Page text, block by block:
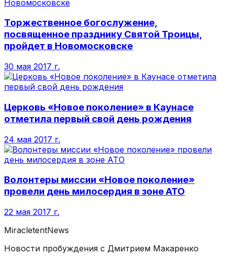
Торжественное богослужение,
посвященное празднику Святой Троицы,
пройдет в Новомосковске
30 мая 2017 г.
Церковь «Новое поколение» в Каунасе
отметила первый свой день рождения
24 мая 2017 г.
Волонтеры миссии «Новое поколение»
провели день милосердия в зоне АТО
22 мая 2017 г.
MiracletentNews
Новости пробуждения с Дмитрием Макаренко